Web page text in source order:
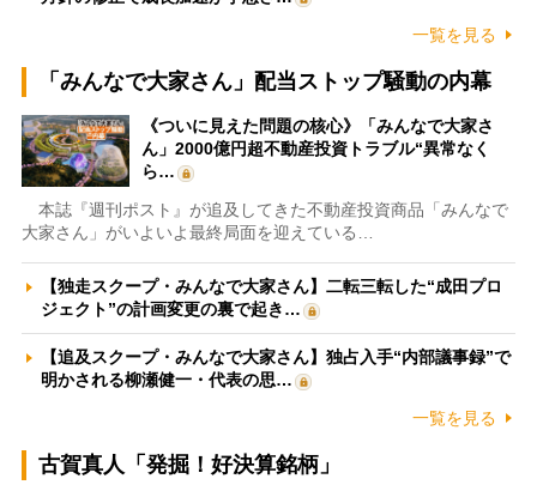
一覧を見る
「みんなで大家さん」配当ストップ騒動の内幕
《ついに見えた問題の核心》「みんなで大家さ
ん」2000億円超不動産投資トラブル“異常なく
ら…
本誌『週刊ポスト』が追及してきた不動産投資商品「みんなで
大家さん」がいよいよ最終局面を迎えている…
【独走スクープ・みんなで大家さん】二転三転した“成田プロ
ジェクト”の計画変更の裏で起き…
【追及スクープ・みんなで大家さん】独占入手“内部議事録”で
明かされる柳瀬健一・代表の思…
一覧を見る
古賀真人「発掘！好決算銘柄」